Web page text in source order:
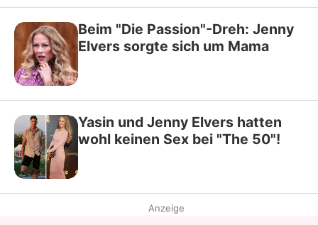
Beim "Die Passion"-Dreh: Jenny
Elvers sorgte sich um Mama
Yasin und Jenny Elvers hatten
wohl keinen Sex bei "The 50"!
Anzeige